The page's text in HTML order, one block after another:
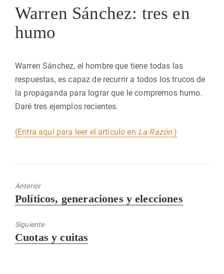
en
Warren Sánchez: tres en
humo
Warren Sánchez, el hombre que tiene todas las
respuestas, es capaz de recurrir a todos los trucos de
la propaganda para lograr que le compremos humo.
Daré tres ejemplos recientes.
(Entra aquí para leer el artículo en La Razón.)
Anterior
Entrada
Políticos, generaciones y elecciones
Siguiente
Entrada
Cuotas y cuitas